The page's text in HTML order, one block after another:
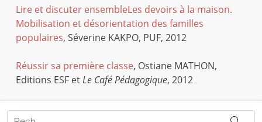
Lire et discuter ensembleLes devoirs à la maison.
Mobilisation et désorientation des familles
populaires, Séverine KAKPO, PUF, 2012
Réussir sa première classe, Ostiane MATHON,
Editions ESF etLe Café Pédagogique, 2012